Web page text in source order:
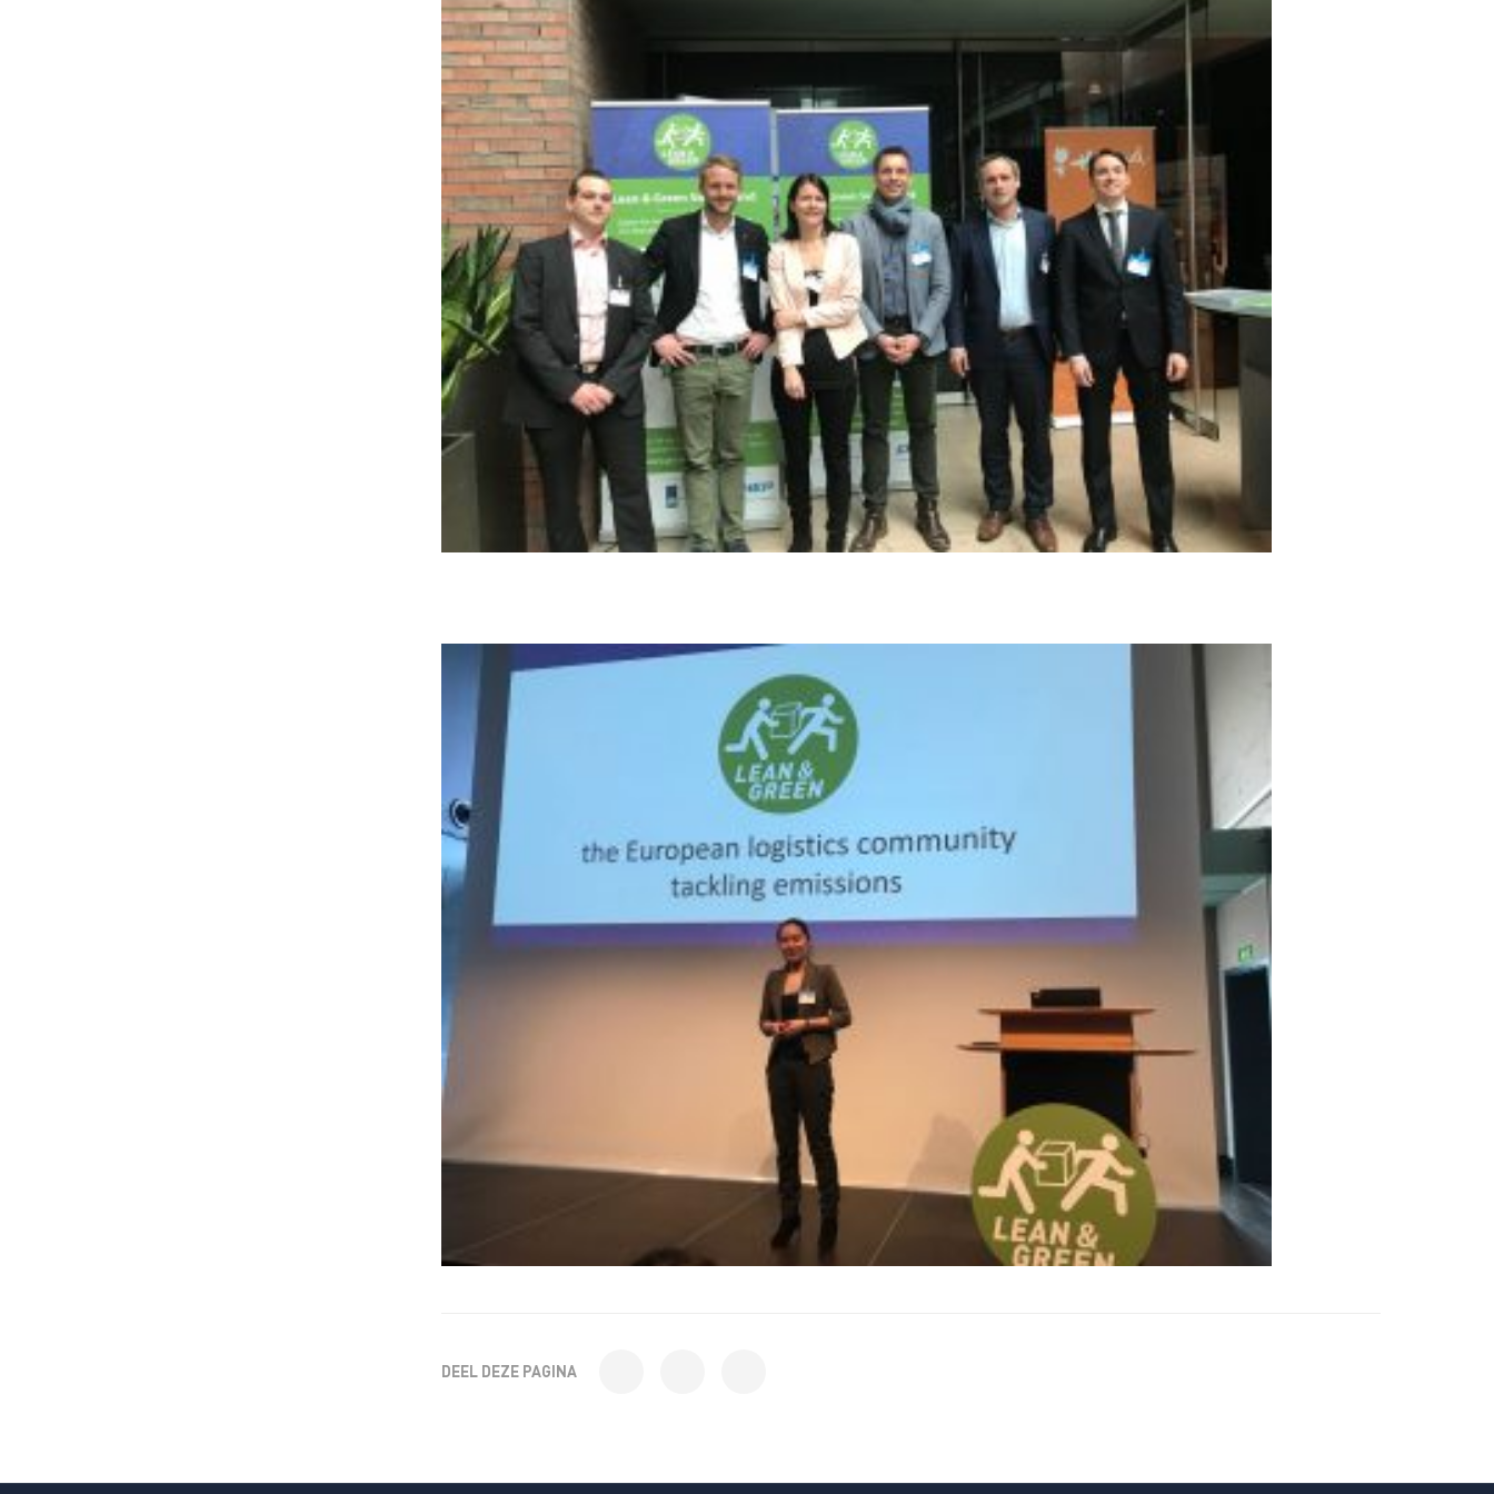
DEEL DEZE PAGINA